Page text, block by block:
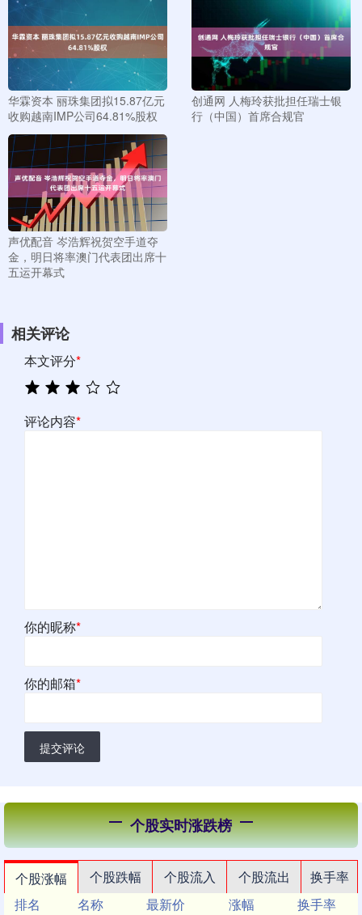
华霖资本 丽珠集团拟15.87亿元
收购越南IMP公司64.81%股权
创通网 人梅玲获批担任瑞士银
行（中国）首席合规官
声优配音 岑浩辉祝贺空手道夺
金，明日将率澳门代表团出席十
五运开幕式
相关评论
本文评分*
评论内容*
你的昵称*
你的邮箱*
提交评论
个股实时涨跌榜
个股涨幅 个股跌幅 个股流入 个股流出
换手率
排名
名称 最新价 涨幅
换手率